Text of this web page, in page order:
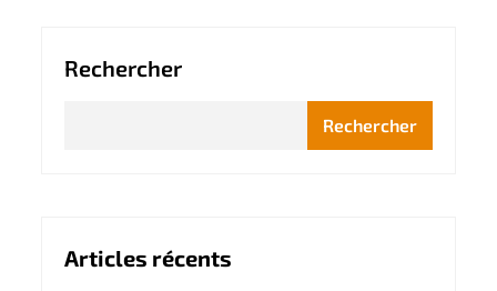
Rechercher
Rechercher
Articles récents